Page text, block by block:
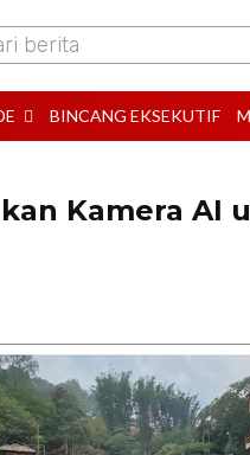
berita
BINCANG EKSEKUTIF
Kamera AI